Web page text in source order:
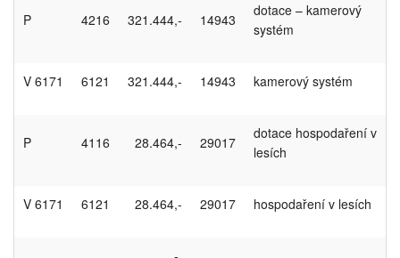
P 4216 321.444,- 14943
dotace – kamerový
systém
V 6171 6121 321.444,- 14943 kamerový systém
P 4116 28.464,- 29017
dotace hospodaření v
lesích
V 6171 6121 28.464,- 29017 hospodaření v lesích